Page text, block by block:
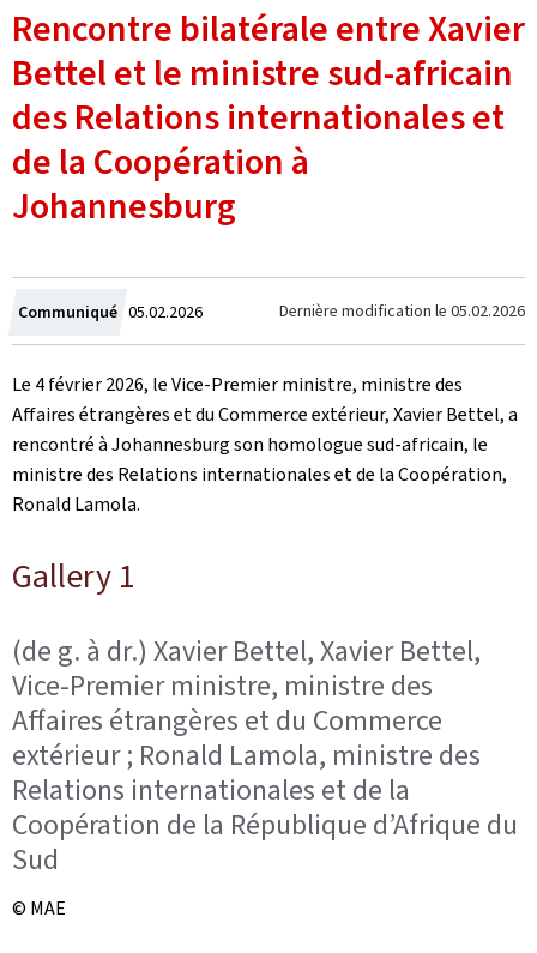
Rencontre bilatérale entre Xavier
Bettel et le ministre sud-africain
des Relations internationales et
de la Coopération à
Johannesburg
Communiqué Crée
le
05.02.2026 Dernière modification le 05.02.2026
Le 4 février 2026, le Vice-Premier ministre, ministre des
Affaires étrangères et du Commerce extérieur, Xavier Bettel, a
rencontré à Johannesburg son homologue sud-africain, le
ministre des Relations internationales et de la Coopération,
Ronald Lamola.
Gallery 1
(de g. à dr.) Xavier Bettel, Xavier Bettel,
Vice-Premier ministre, ministre des
Affaires étrangères et du Commerce
extérieur ; Ronald Lamola, ministre des
Relations internationales et de la
Coopération de la République d’Afrique du
Sud
© MAE